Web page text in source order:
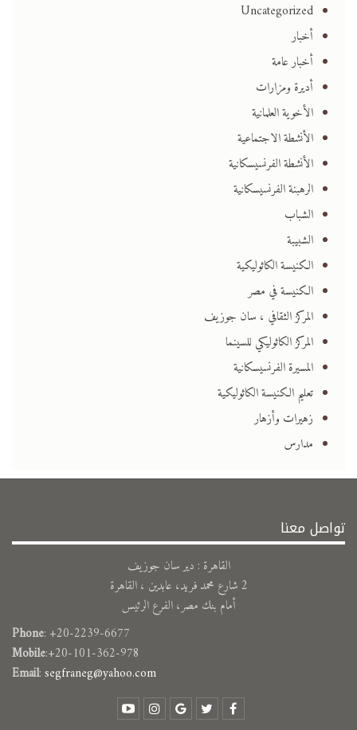
Uncategorized
أخبار
أخبار عامة
أديرة ومزارات
الأخوية العلمانية
الأنشطة الاجتماعية
الأنشطة الفرنسيسكانية
الرهبنة الفرنسيسكانية
الشباب
الشبيبة
الكنيسة الكاثوليكية
الكنيسة في مصر
المركز الثقافي ، سان جوزيف
المركز الكاثوليكي للسينما
المسيرة الفرنسيسكانية
تعليم الكنيسة الكاثوليكية
زهيرات وأزهار
مدارس
تواصل معنا
القاهرة : دير سان جوزيف
2 شارع محمد فريد، عابدين ، القاهرة
أمام بنك مصر، الفرع الرئيس
Phone: +20-2239-6677
Mobile:+20-101-362-978
Email:segfraneg@yahoo.com